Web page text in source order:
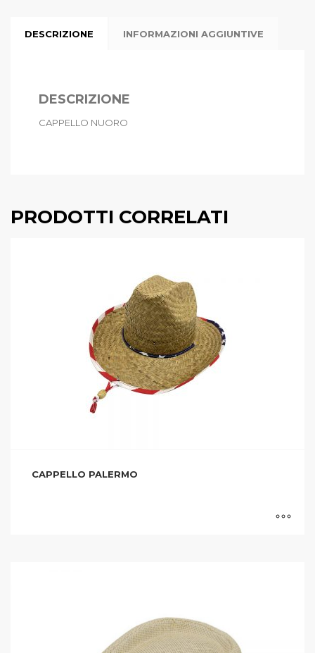
DESCRIZIONE INFORMAZIONI AGGIUNTIVE
DESCRIZIONE
CAPPELLO NUORO
PRODOTTI CORRELATI
CAPPELLO PALERMO